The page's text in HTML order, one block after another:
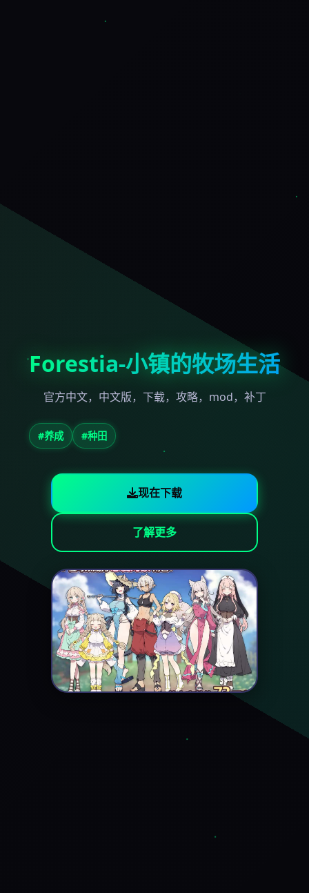
Forestia-小镇的牧场生活
官方中文，中文版，下载，攻略，mod，补丁
#养成 #种田
现在下载
了解更多